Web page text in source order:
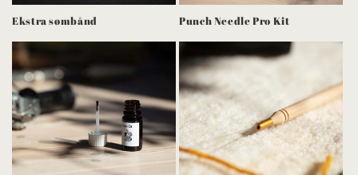
Ekstra sømbånd Punch Needle Pro Kit